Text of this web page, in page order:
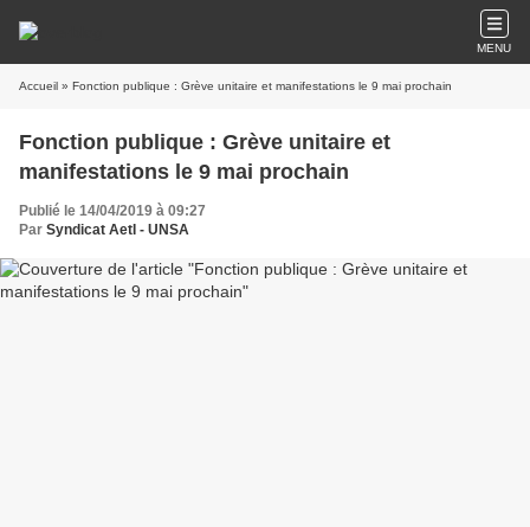
MENU
Accueil » Fonction publique : Grève unitaire et manifestations le 9 mai prochain
Fonction publique : Grève unitaire et
manifestations le 9 mai prochain
Publié le 14/04/2019 à 09:27
Par Syndicat AetI - UNSA